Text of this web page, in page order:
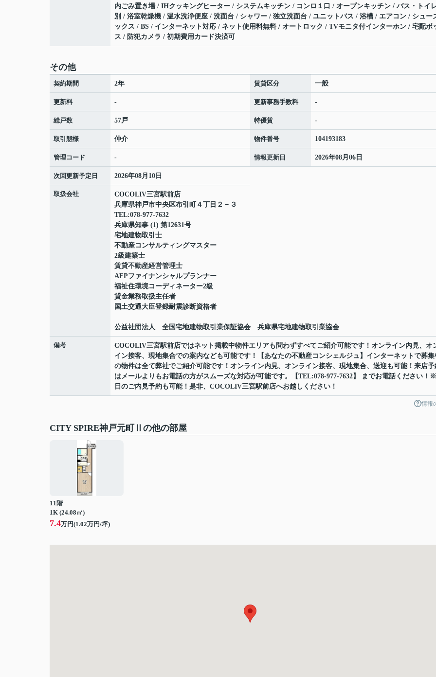
内ごみ置き場 / IHクッキングヒーター / システムキッチン / コンロ１口 / オープンキッチン / バス・トイ
別 / 浴室乾燥機 / 温水洗浄便座 / 洗面台 / シャワー / 独立洗面台 / ユニットバス / 浴槽 / エアコン / シュー
ックス / BS / インターネット対応 / ネット使用料無料 / オートロック / TVモニタ付インターホン / 宅配ボ
ス / 防犯カメラ / 初期費用カード決済可
その他
契約期間 2年 賃貸区分 一般
更新料 - 更新事務手数料 -
総戸数 57戸 特優賃 -
取引態様 仲介 物件番号 104193183
管理コード - 情報更新日 2026年08月06日
次回更新予定日 2026年08月10日
取扱会社
COCOLIV三宮駅前店
兵庫県神戸市中央区布引町４丁目２－３
TEL:078-977-7632
兵庫県知事 (1) 第12631号
宅地建物取引士
不動産コンサルティングマスター
2級建築士
賃貸不動産経営管理士
AFPファイナンシャルプランナー
福祉住環境コーディネーター2級
貸金業務取扱主任者
国土交通大臣登録耐震診断資格者
公益社団法人 全国宅地建物取引業保証協会 兵庫県宅地建物取引業協会
備考
COCOLIV三宮駅前店ではネット掲載中物件エリアも問わずすべてご紹介可能です！オンライン内見、オ
イン接客、現地集合での案内なども可能です！【あなたの不動産コンシェルジュ】インターネットで募集
の物件は全て弊社でご紹介可能です！オンライン内見、オンライン接客、現地集合、送迎も可能！来店予
はメールよりもお電話の方がスムーズな対応が可能です。【TEL:078-977-7632】 までお電話ください！
日のご内見予約も可能！是非、COCOLIV三宮駅前店へお越しください！
情報
CITY SPIRE神戸元町Ⅱの他の部屋
11階
1K (24.08㎡)
7.4万円(1.02万円/坪)